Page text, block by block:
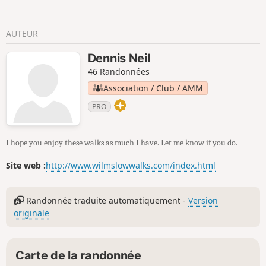
AUTEUR
Dennis Neil
46 Randonnées
Association / Club / AMM
PRO
I hope you enjoy these walks as much I have. Let me know if you do.
Site web :http://www.wilmslowwalks.com/index.html
Randonnée traduite automatiquement -Version
originale
Carte de la randonnée